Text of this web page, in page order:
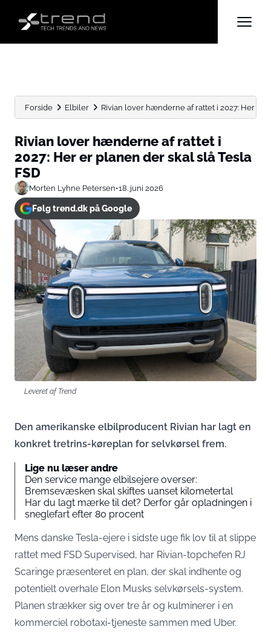
Forside Elbiler Rivian lover hænderne af rattet i 2027: Her er
Rivian lover hænderne af rattet i
2027: Her er planen der skal slå Tesla
FSD
Morten Lyhne Petersen•18. juni 2026
Følg trend.dk på Google
Leveret af Trend
Den amerikanske elbilproducent Rivian har lagt en
konkret tretrins-køreplan for selvkørsel frem.
Lige nu læser andre
Den service mange elbilsejere overser:
Bremsevæsken skal skiftes uanset kilometertal
Har du lagt mærke til det? Derfor går opladningen i
sneglefart efter 80 procent
Mens danske Tesla-ejere i sidste uge fik lov til at slippe
rattet med FSD Supervised, har Rivian-topchefen RJ
Scaringe præsenteret en plan, der skal indhente og
potentielt overhale Elon Musks selvkørsels-system.
Planen strækker sig over tre år og kulminerer i en
kommerciel robotaxi-tjeneste sammen med Uber.